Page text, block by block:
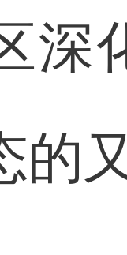
深
的